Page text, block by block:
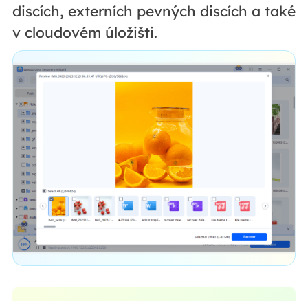
discích, externích pevných discích a také
v cloudovém úložišti.